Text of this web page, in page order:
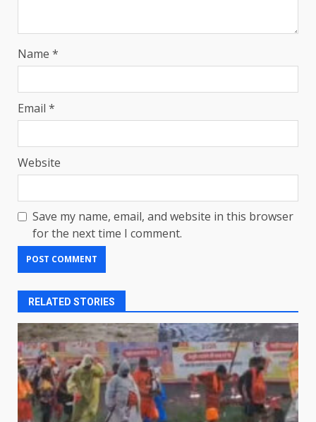
Name *
Email *
Website
Save my name, email, and website in this browser
for the next time I comment.
RELATED STORIES